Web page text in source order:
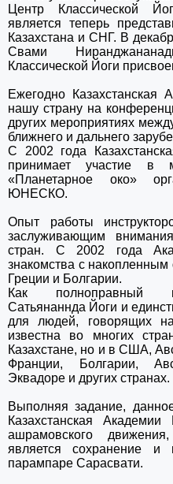
Центр Классической
является теперь
Казахстана и СНГ. В
Свами
Классической Йоги
Ежегодно Казахстанская
нашу страну на
других мероприятиях
ближнего и дальнего
С 2002 года
принимает участие в
«Планетарное око»
ЮНЕСКО.
Опыт работы
заслуживающим
стран. С 2002 года
знакомства с
Греции и Болгарии.
Как полноправный
Сатьянаннда Йоги и
для людей, говорящих
известна во многих
Казахстане, но и в США,
Франции, Болгарии,
Эквадоре и других странах.
Выполняя задание,
Казахстанская
ашрамовского
является сохранение
парампаре Сарасвати.